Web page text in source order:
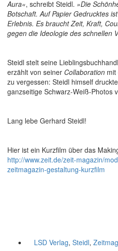
Aura«, schreibt Steidl. »Die
Botschaft. Auf Papier Gedrucktes
Erlebnis. Es braucht Zeit, Kraft,
gegen die Ideologie des schnellen
Steidl stelt seine
erzählt von seiner Collaboration
zu vergessen: Steidl himself druckte
ganzseitige Schwarz-Weiß-Photos
Lang lebe Gerhard Steidl!
Hier ist ein Kurzfilm über das
http://www.zeit.de/zeit-magazin/
zeitmagazin-gestaltung-kurzfilm
LSD Verlag, Steidl,